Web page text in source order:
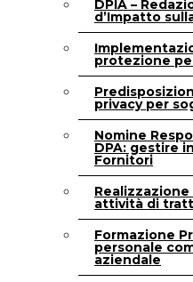
DPIA –
d’Impatto
protezione
privacy per
Nomine
DPA: gestire
Fornitori
attività di
Formazione
personale
aziendale